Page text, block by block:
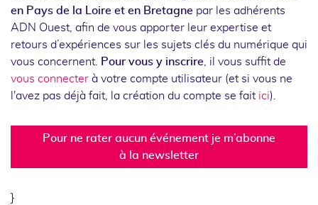
en Pays de la Loire et en Bretagne par les adhérents
ADN Ouest, afin de vous apporter leur expertise et
retours d’expériences sur les sujets clés du numérique qui
vous concernent.
Pour vous y inscrire , il vous suffit de
vous connecter à votre compte utilisateur (et si vous ne
l'avez pas déjà fait, la création du compte se fait ici).
Pour ne rater aucun événement je m’abonne
à la newsletter
}